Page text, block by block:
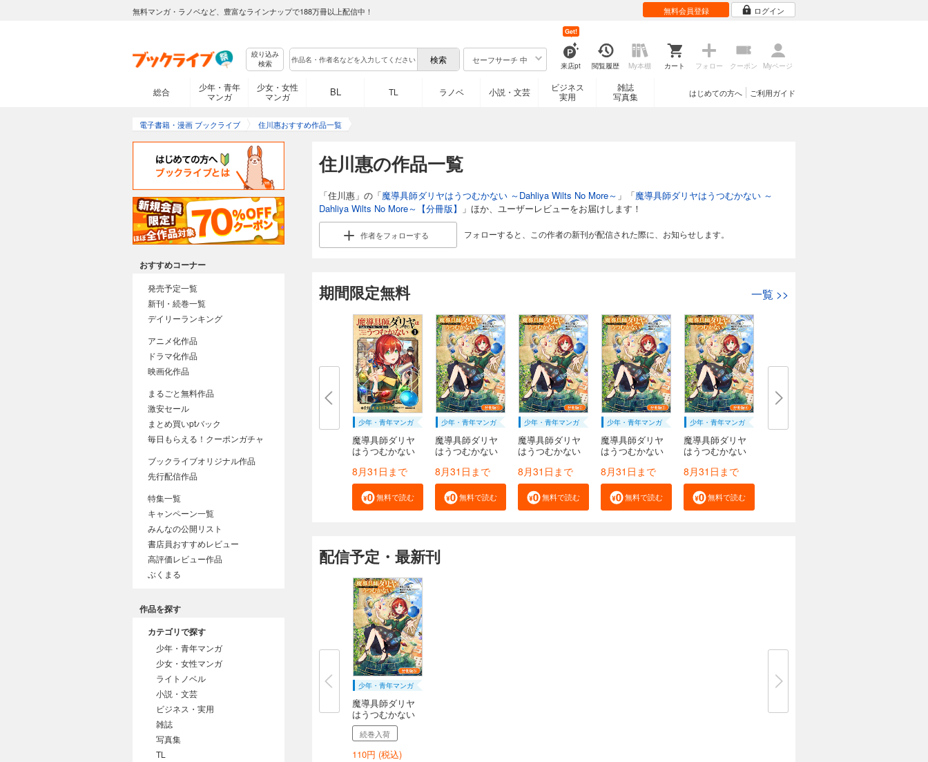
無料マンガ・ラノベなど、豊富なラインナップで188万冊以上配信中！ 無料会員登録 ログイン
絞り込み
検索
セーフサーチ 中
来店pt
Get!
閲覧履歴 My本棚 カート フォロー クーポン Myページ
総合
少年・青年
マンガ
少女・女性
マンガ
BL TL ラノベ 小説・文芸
ビジネス
実用
雑誌
写真集
ご利用ガイド
はじめての方へ
電子書籍・漫画 ブックライブ 住川惠おすすめ作品一覧
住川惠の作品一覧
「住川惠」の「魔導具師ダリヤはうつむかない ～Dahliya Wilts No More～ 」「魔導具師ダリヤはうつむかない ～
Dahliya Wilts No More～【分冊版】
」ほか、ユーザーレビューをお届けします！
作者をフォローする フォローすると、この作者の新刊が配信された際に、お知らせします。
期間限定無料 一覧 >>
少年・青年マンガ
魔導具師ダリヤ
はうつむかない
8月31日まで
無料で読む
少年・青年マンガ
魔導具師ダリヤ
はうつむかない
8月31日まで
無料で読む
少年・青年マンガ
魔導具師ダリヤ
はうつむかない
8月31日まで
無料で読む
少年・青年マンガ
魔導具師ダリヤ
はうつむかない
8月31日まで
無料で読む
少年・青年マンガ
魔導具師ダリヤ
はうつむかない
8月31日まで
無料で読む
配信予定・最新刊
少年・青年マンガ
魔導具師ダリヤ
はうつむかない
...
続巻入荷
110円 (税込)
おすすめコーナー
発売予定一覧
新刊・続巻一覧
デイリーランキング
アニメ化作品
ドラマ化作品
映画化作品
まるごと無料作品
激安セール
まとめ買いptバック
毎日もらえる！クーポンガチャ
ブックライブオリジナル作品
先行配信作品
特集一覧
キャンペーン一覧
みんなの公開リスト
書店員おすすめレビュー
高評価レビュー作品
ぶくまる
作品を探す
カテゴリで探す
少年・青年マンガ
少女・女性マンガ
ライトノベル
小説・文芸
ビジネス・実用
雑誌
写真集
TL